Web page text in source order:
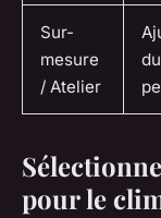
Sur-
mesure
/ Atelier
pour le